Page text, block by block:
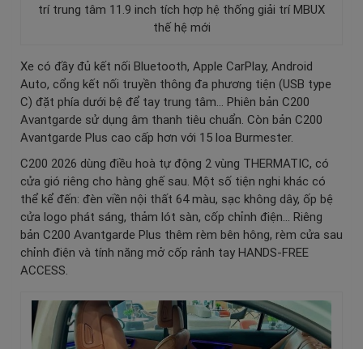
trí trung tâm 11.9 inch tích hợp hệ thống giải trí MBUX
thế hệ mới
Xe có đầy đủ kết nối Bluetooth, Apple CarPlay, Android
Auto, cổng kết nối truyền thông đa phương tiện (USB type
C) đặt phía dưới bệ để tay trung tâm… Phiên bản C200
Avantgarde sử dụng âm thanh tiêu chuẩn. Còn bản C200
Avantgarde Plus cao cấp hơn với 15 loa Burmester.
C200 2026 dùng điều hoà tự động 2 vùng THERMATIC, có
cửa gió riêng cho hàng ghế sau. Một số tiện nghi khác có
thể kể đến: đèn viền nội thất 64 màu, sạc không dây, ốp bệ
cửa logo phát sáng, thảm lót sàn, cốp chỉnh điện… Riêng
bản C200 Avantgarde Plus thêm rèm bên hông, rèm cửa sau
chỉnh điện và tính năng mở cốp rảnh tay HANDS-FREE
ACCESS.